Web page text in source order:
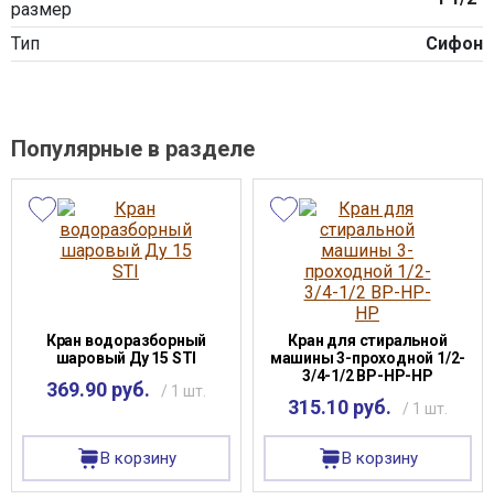
размер
Тип Сифон
Популярные в разделе
Кран водоразборный
шаровый Ду 15 STI
369.90 руб. / 1 шт.
В корзину
Кран для стиральной
машины 3-проходной 1/2-
3/4-1/2 ВР-НР-НР
315.10 руб. / 1 шт.
В корзину